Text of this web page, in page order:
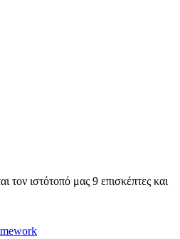
τον ιστότοπό μας 9 επισκέπτες και